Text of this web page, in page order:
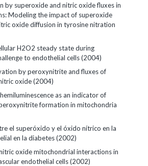
by superoxide and nitric oxide fluxes in
Modeling the impact of superoxide
oxide diffusion in tyrosine nitration
H2O2 steady state during
to endothelial cells (2004)
by peroxynitrite and fluxes of
oxide (2004)
as an indicator of
formation in mitochondria
el superóxido y el óxido nítrico en la
en la diabetes (2002)
oxide mitochondrial interactions in
endothelial cells (2002)